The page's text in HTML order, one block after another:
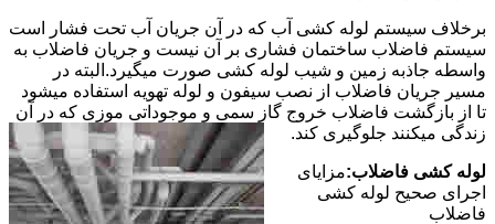
برخلاف سیستم لوله کشی آب که در آن جریان آب تحت فشار است
سیستم فاضلاب ساختمان فشاری بر آن نیست و جریان فاضلاب به
واسطه جاذبه زمین و شیب لوله کشی صورت میگیرد.البته در
مسیر جریان فاضلاب از نصب سیفون و لوله تهویه استفاده میشود
تا از بازگشت فاضلاب خروج گاز سمی و موجوداتی موزی که در آن
زندگی میکنند جلوگیری کند.
لوله کشی فاضلاب:مزایای
اجرای صحیح لوله کشی
فاضلاب